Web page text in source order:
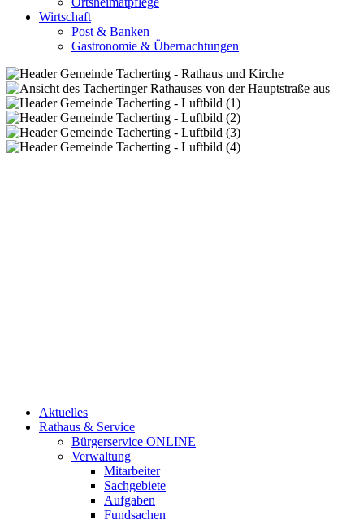
Wirtschaft
Post & Banken
Gastronomie & Übernachtungen
Aktuelles
Rathaus & Service
Bürgerservice ONLINE
Verwaltung
Mitarbeiter
Sachgebiete
Aufgaben
Fundsachen